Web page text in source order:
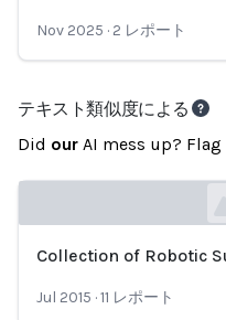
Nov 2025 · 2 レポート
テキスト類似度による
Did our AI mess up? Flag
Collection of Robotic
Jul 2015 ·11 レポート